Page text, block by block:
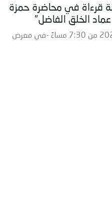
قرءاة في محاضرة حمزة
الخلق الفاضل”
الإثنين 31 يوليو 2023 من 7:30 مساءً -في معرض